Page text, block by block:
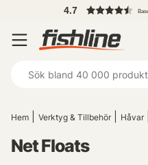
Baserat
Hem Verktyg & Tillbehör Håvar
Net Floats